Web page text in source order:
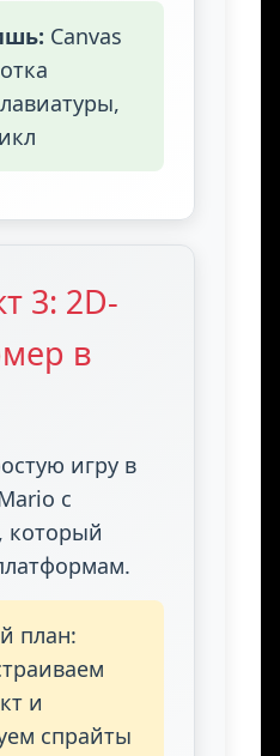
Canvas
3: 2D-
в
игру в
с
который
план:
и
спрайты